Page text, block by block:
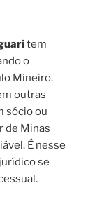
tem
o
Mineiro.
outras
sócio ou
de Minas
É nesse
se